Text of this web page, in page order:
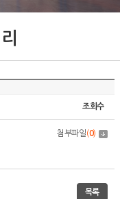
조회수
첨부파일(0)
목록